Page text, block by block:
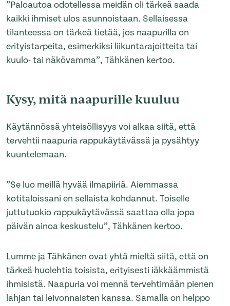
”Paloautoa odotellessa meidän oli tärkeä saada
kaikki ihmiset ulos asunnoistaan. Sellaisessa
tilanteessa on tärkeä tietää, jos naapurilla on
erityistarpeita, esimerkiksi liikuntarajoitteita tai
kuulo- tai näkövamma”, Tähkänen kertoo.
Kysy, mitä naapurille kuuluu
Käytännössä yhteisöllisyys voi alkaa siitä, että
tervehtii naapuria rappukäytävässä ja pysähtyy
kuuntelemaan.
”Se luo meillä hyvää ilmapiiriä. Aiemmassa
kotitaloissani en sellaista kohdannut. Toiselle
juttutuokio rappukäytävässä saattaa olla jopa
päivän ainoa keskustelu”, Tähkänen kertoo.
Lumme ja Tähkänen ovat yhtä mieltä siitä, että on
tärkeä huolehtia toisista, erityisesti iäkkäämmistä
ihmisistä. Naapuria voi mennä tervehtimään pienen
lahjan tai leivonnaisten kanssa. Samalla on helppo